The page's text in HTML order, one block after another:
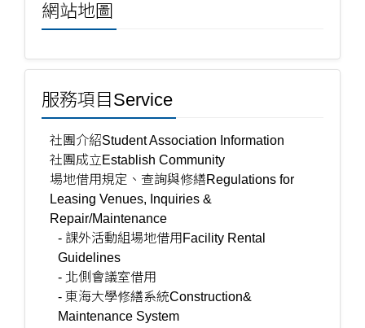
網站地圖
服務項目Service
社團介紹Student Association Information
社團成立Establish Community
場地借用規定、查詢與修繕Regulations for
Leasing Venues, Inquiries &
Repair/Maintenance
- 課外活動組場地借用Facility Rental
Guidelines
- 北側會議室借用
- 東海大學修繕系統Construction&
Maintenance System